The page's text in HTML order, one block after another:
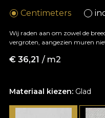
Materiaal kiezen: Glad
Centimeters
Wij raden aan om zowel de
vergroten, aangezien muren
€ 36,21 / m2